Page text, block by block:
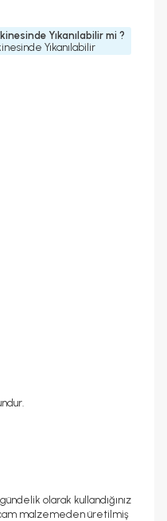
Yıkanılabilir mi ?
Yıkanılabilir
olarak kullandığınız
malzemeden üretilmiş